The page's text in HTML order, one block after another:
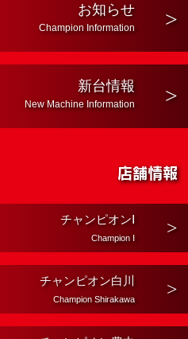
お知らせ
Champion Information
新台情報
New Machine Information
店舗情報
チャンピオンⅠ
Champion Ⅰ
チャンピオン白川
Champion Shirakawa